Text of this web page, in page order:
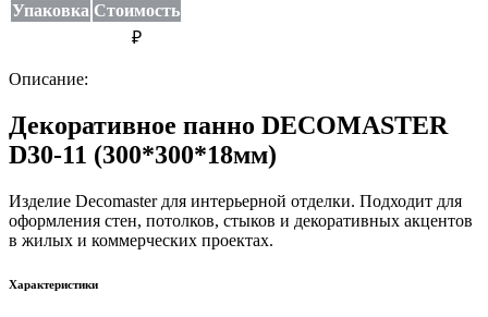
Упаковка Стоимость
₽
Описание:
Декоративное панно DECOMASTER
D30-11 (300*300*18мм)
Изделие Decomaster для интерьерной отделки. Подходит для
оформления стен, потолков, стыков и декоративных акцентов
в жилых и коммерческих проектах.
Характеристики